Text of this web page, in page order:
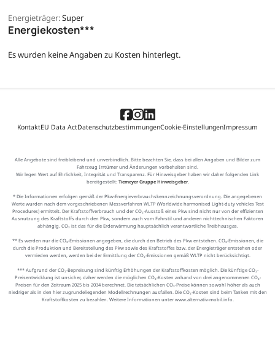
Energieträger:Super
Energiekosten***
Es wurden keine Angaben zu Kosten hinterlegt.
KontaktEU Data ActDatenschutzbestimmungenCookie-EinstellungenImpressum
Alle Angebote sind freibleibend und unverbindlich. Bitte beachten Sie, dass bei allen Angaben und Bilder zum
Fahrzeug Irrtümer und Änderungen vorbehalten sind.
Wir legen Wert auf Ehrlichkeit, Integrität und Transparenz. Für Hinweisgeber haben wir daher folgenden Link
bereitgestellt: Tiemeyer Gruppe Hinweisgeber.
* Die Informationen erfolgen gemäß der Pkw-Energieverbrauchskennzeichnungsverordnung. Die angegebenen
Werte wurden nach dem vorgeschriebenen Messverfahren WLTP (Worldwide harmonised Light-duty vehicles Test
Procedures) ermittelt. Der Kraftstoffverbrauch und der CO₂-Ausstoß eines Pkw sind nicht nur von der effizienten
Ausnutzung des Kraftstoffs durch den Pkw, sondern auch vom Fahrstil und anderen nichttechnischen Faktoren
abhängig. CO₂ ist das für die Erderwärmung hauptsächlich verantwortliche Treibhausgas.
** Es werden nur die CO₂-Emissionen angegeben, die durch den Betrieb des Pkw entstehen. CO₂-Emissionen, die
durch die Produktion und Bereitstellung des Pkw sowie des Kraftstoffes bzw. der Energieträger entstehen oder
vermieden werden, werden bei der Ermittlung der CO₂-Emissionen gemäß WLTP nicht berücksichtigt.
*** Aufgrund der CO₂-Bepreisung sind künftig Erhöhungen der Kraftstoffkosten möglich. Die künftige CO₂-
Preisentwicklung ist unsicher, daher werden die möglichen CO₂-Kosten anhand von drei angenommenen CO₂-
Preisen für den Zeitraum 2025 bis 2034 berechnet. Die tatsächlichen CO₂-Preise können sowohl höher als auch
niedriger als in den hier zugrundeliegenden Modellrechnungen ausfallen. Die CO₂-Kosten sind beim Tanken mit den
Kraftstoffkosten zu bezahlen. Weitere Informationen unter www.alternativ-mobil.info.